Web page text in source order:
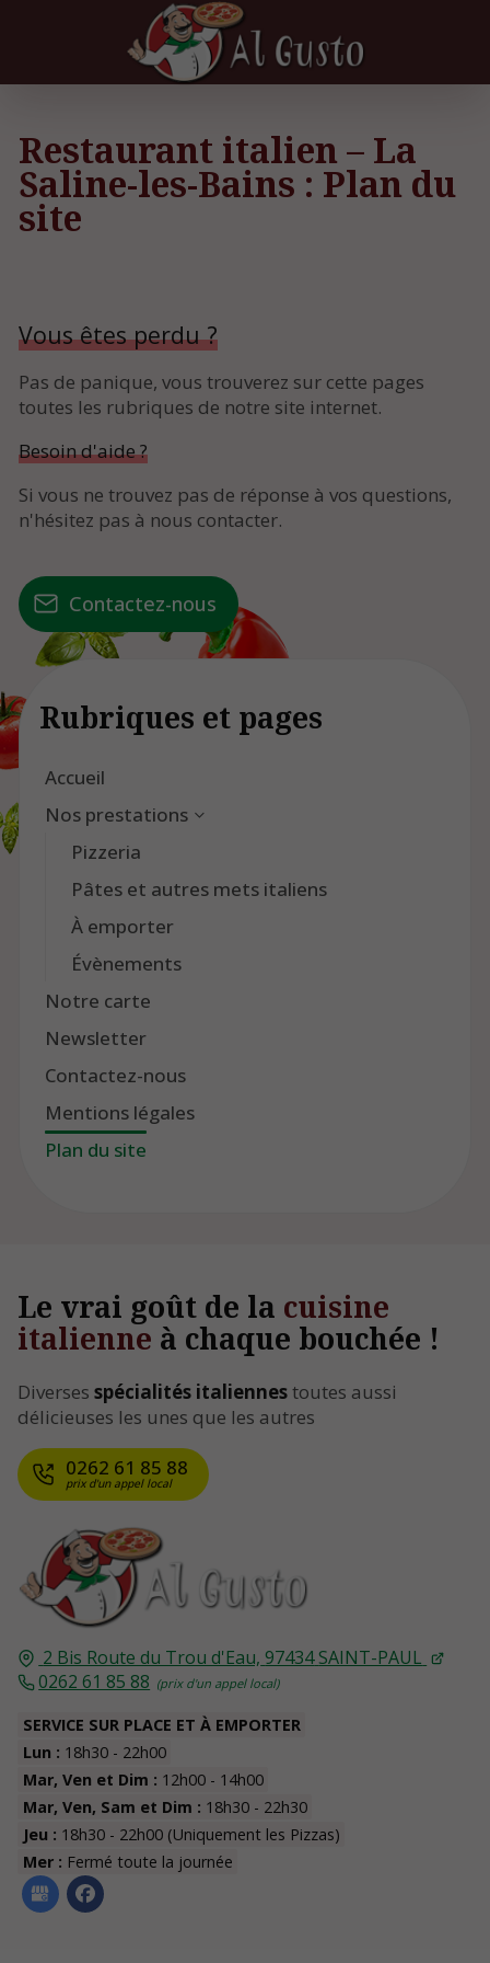
Restaurant italien – La
Saline-les-Bains : Plan du
site
Vous êtes perdu ?
Pas de panique, vous trouverez sur cette pages
toutes les rubriques de notre site internet.​​
Besoin d'aide ?
Si vous ne trouvez pas de réponse à vos questions,
n'hésitez pas à nous contacter.
Contactez-nous
Rubriques et pages
Accueil
Nos prestations
Pizzeria
Pâtes et autres mets italiens
À emporter
Évènements
Notre carte
Newsletter
Contactez-nous
Mentions légales
Plan du site
2 Bis Route du Trou d'Eau, 97434 SAINT-PAUL
0262 61 85 88
SERVICE SUR PLACE ET À EMPORTER
Lun : 18h30 - 22h00
Mar, Ven et Dim : 12h00 - 14h00
Mar, Ven, Sam et Dim : 18h30 - 22h30
Jeu : 18h30 - 22h00 (Uniquement les Pizzas)
Mer : Fermé toute la journée
Le vrai goût de la cuisine
italienne à chaque bouchée !
Diverses spécialités italiennestoutes aussi
délicieuses les unes que les autres
0262 61 85 88